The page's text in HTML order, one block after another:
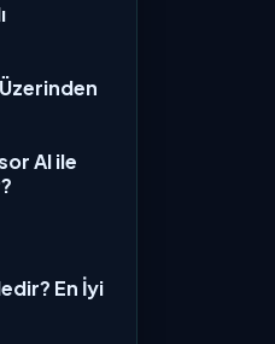
AI ile
En İyi